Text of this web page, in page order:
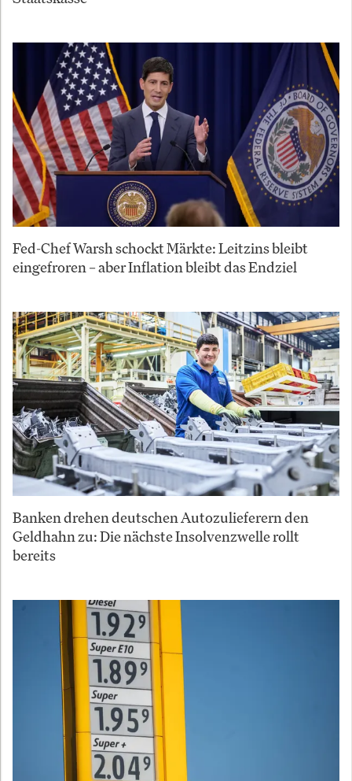
Fed-Chef Warsh schockt Märkte: Leitzins bleibt
eingefroren – aber Inflation bleibt das Endziel
Banken drehen deutschen Autozulieferern den
Geldhahn zu: Die nächste Insolvenzwelle rollt
bereits